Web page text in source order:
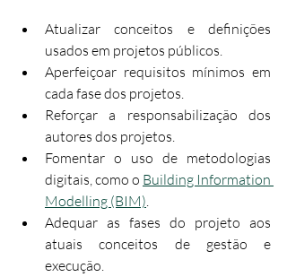
Atualizar conceitos e definições
usados em projetos públicos.
Aperfeiçoar requisitos mínimos em
cada fase dos projetos.
Reforçar a responsabilização dos
autores dos projetos.
Fomentar o uso de metodologias
digitais, como o Building Information
Modelling (BIM).
Adequar as fases do projeto aos
atuais conceitos de gestão e
execução.